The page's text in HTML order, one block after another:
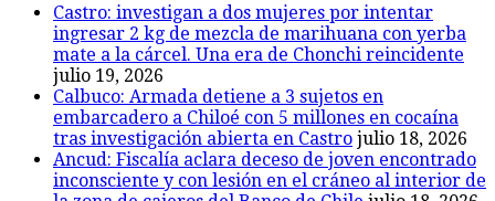
Castro: investigan a dos mujeres por intentar
ingresar 2 kg de mezcla de marihuana con yerba
mate a la cárcel. Una era de Chonchi reincidente
julio 19, 2026
Calbuco: Armada detiene a 3 sujetos en
embarcadero a Chiloé con 5 millones en cocaína
tras investigación abierta en Castro julio 18, 2026
Ancud: Fiscalía aclara deceso de joven encontrado
inconsciente y con lesión en el cráneo al interior de